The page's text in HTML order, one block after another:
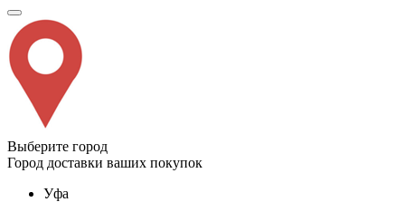
Выберите город
Город доставки ваших покупок
Уфа